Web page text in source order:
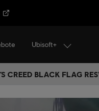
Ubisoft+
CREED BLACK FLAG